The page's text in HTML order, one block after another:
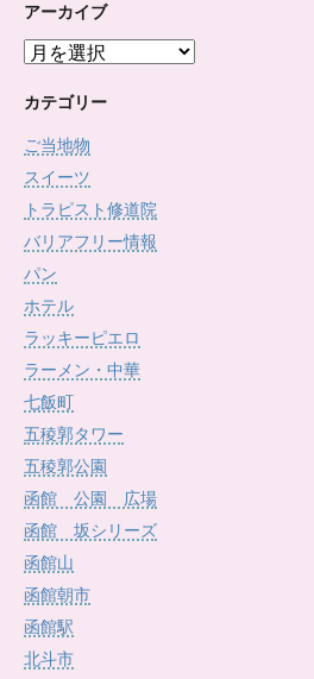
アーカイブ
ア
カ
ブ
カテゴリー
ご当地物
スイーツ
トラピスト修道院
バリアフリー情報
パン
ホテル
ラッキーピエロ
ラーメン・中華
七飯町
五稜郭タワー
五稜郭公園
函館 公園 広場
函館 坂シリーズ
函館山
函館朝市
函館駅
北斗市